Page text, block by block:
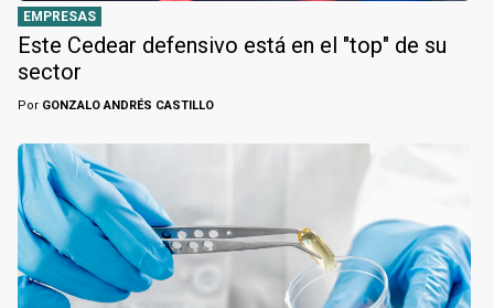
EMPRESAS
Este Cedear defensivo está en el "top" de su
sector
Por GONZALO ANDRÉS CASTILLO